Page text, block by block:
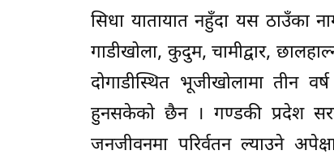
सिधा यातायात नहुँदा यस ठाउँका
गाडीखोला, कुदुम, चामीद्वार,
दोगाडीस्थित भूजीखोलामा तीन
हुनसकेको छैन । गण्डकी प्रदेश
जनजीवनमा परिर्वतन ल्याउने